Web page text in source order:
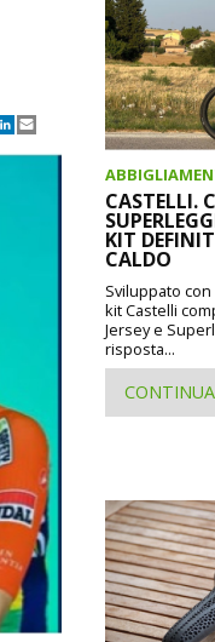
CASTELLI.
KIT
CALDO
Sviluppato
kit Castelli
Jersey e
risposta...